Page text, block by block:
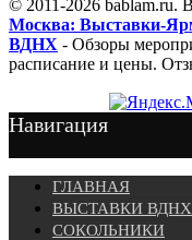
© 2011-2026 bablam.ru.
Москва: Выставки-
ВДНХ - Обзоры
расписание и цены.
Навигация
ГЛАВНАЯ
ВЫСТАВКИ ВДНХ
СОКОЛЬНИКИ